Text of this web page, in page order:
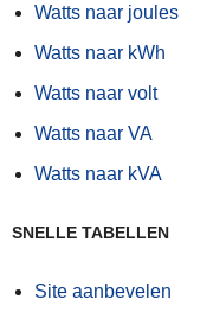
Watts naar joules
Watts naar kWh
Watts naar volt
Watts naar VA
Watts naar kVA
SNELLE TABELLEN
Site aanbevelen